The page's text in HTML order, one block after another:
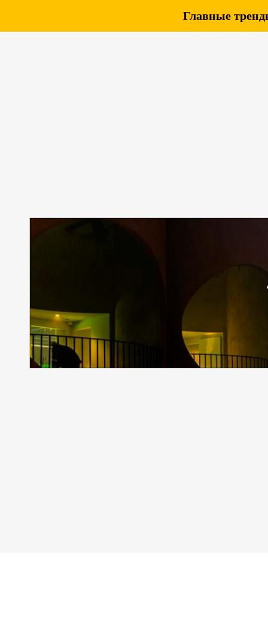
Главные